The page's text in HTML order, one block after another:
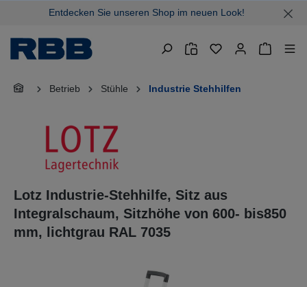
springenEntdecken Sie unseren Shop im neuen Look!
Betrieb Stühle Industrie Stehhilfen
Lotz Industrie-Stehhilfe, Sitz aus
Integralschaum, Sitzhöhe von 600- bis850
mm, lichtgrau RAL 7035